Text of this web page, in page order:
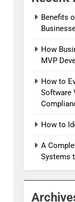
Benefits
How
MVP
How to
Software
How to
A
Systems